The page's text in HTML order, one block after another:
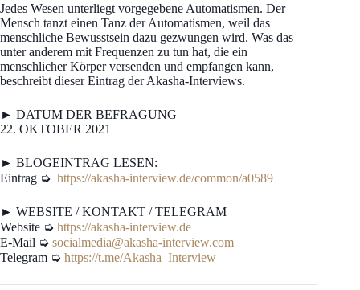
Jedes Wesen unterliegt vorgegebene Automatismen. Der
Mensch tanzt einen Tanz der Automatismen, weil das
menschliche Bewusstsein dazu gezwungen wird. Was das
unter anderem mit Frequenzen zu tun hat, die ein
menschlicher Körper versenden und empfangen kann,
beschreibt dieser Eintrag der Akasha-Interviews.
► DATUM DER BEFRAGUNG
22. OKTOBER 2021
► BLOGEINTRAG LESEN:
Eintrag ➭ https://akasha-interview.de/common/a0589
► WEBSITE / KONTAKT / TELEGRAM
Website ➭ https://akasha-interview.de
E-Mail ➭ socialmedia@akasha-interview.com
Telegram ➭ https://t.me/Akasha_Interview